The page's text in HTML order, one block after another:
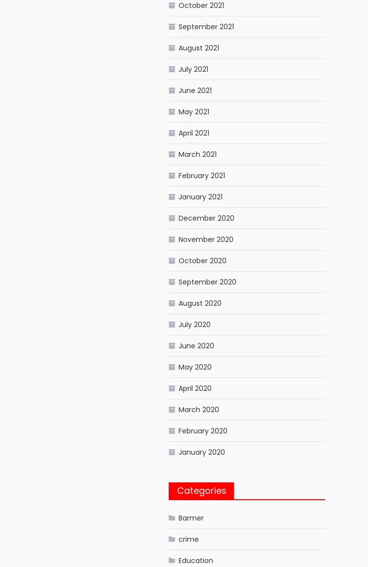
October 2021
September 2021
August 2021
July 2021
June 2021
May 2021
April 2021
March 2021
February 2021
January 2021
December 2020
November 2020
October 2020
September 2020
August 2020
July 2020
June 2020
May 2020
April 2020
March 2020
February 2020
January 2020
Categories
Barmer
crime
Education